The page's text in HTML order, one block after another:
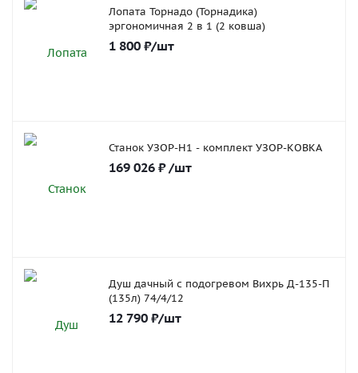
Лопата Торнадо (Торнадика)
эргономичная 2 в 1 (2 ковша)
1 800 ₽/шт
Станок УЗОР-Н1 - комплект УЗОР-КОВКА
169 026 ₽ /шт
Душ дачный с подогревом Вихрь Д-135-П
(135л) 74/4/12
12 790 ₽/шт